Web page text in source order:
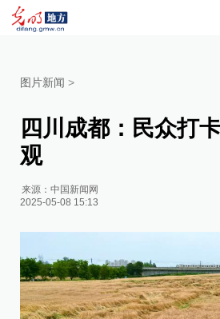
图片新闻 >
四川成都：民众打
观
来源：中国新闻网
2025-05-08 15:13